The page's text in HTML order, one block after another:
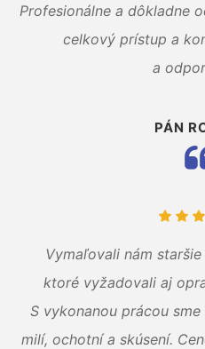
Profesionálne a dôkladne
celkový prístup a
a
PÁN
Vymaľovali nám
ktoré vyžadovali aj
S vykonanou prácou
milí, ochotní a skúsení.